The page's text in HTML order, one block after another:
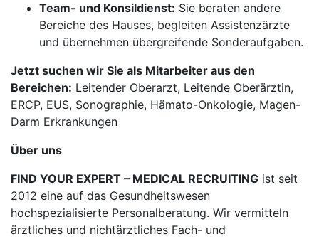
Team- und Konsildienst: Sie beraten andere
Bereiche des Hauses, begleiten Assistenzärzte
und übernehmen übergreifende Sonderaufgaben.
Jetzt suchen wir Sie als Mitarbeiter aus den
Bereichen: Leitender Oberarzt, Leitende Oberärztin,
ERCP, EUS, Sonographie, Hämato-Onkologie, Magen-
Darm Erkrankungen
Über uns
FIND YOUR EXPERT – MEDICAL RECRUITING ist seit
2012 eine auf das Gesundheitswesen
hochspezialisierte Personalberatung. Wir vermitteln
ärztliches und nichtärztliches Fach- und